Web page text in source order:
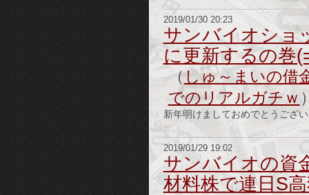
2019/01/30 20:23
サンバイオショ
に更新するの巻
（しゅ～まいの借
でのリアルガチｗ
新年明けましておめでとうござ
2019/01/29 19:02
サンバイオの資
材料株で連日S